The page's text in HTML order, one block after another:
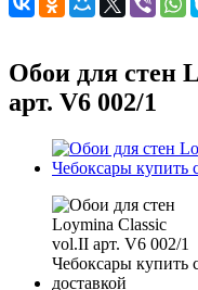
Обои для стен
арт. V6 002/1